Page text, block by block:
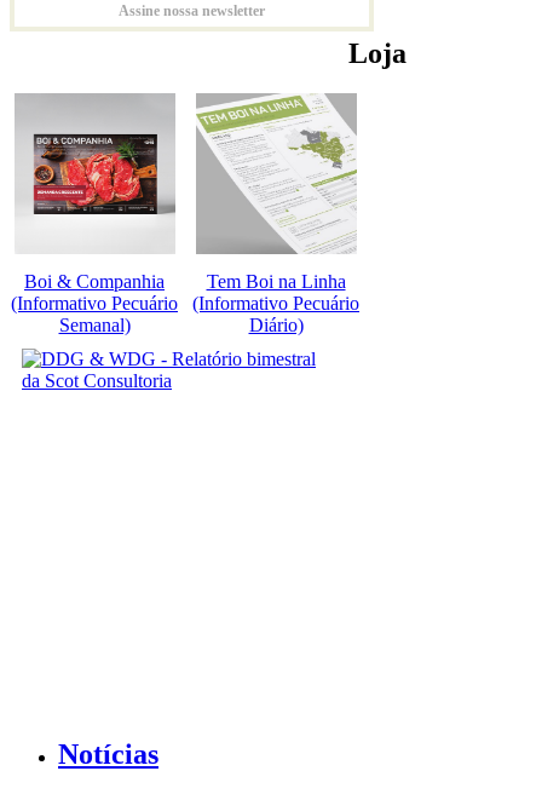
Assine nossa newsletter
Loja
Boi & Companhia
(Informativo Pecuário
Semanal)
Tem Boi na Linha
(Informativo Pecuário
Diário)
Notícias